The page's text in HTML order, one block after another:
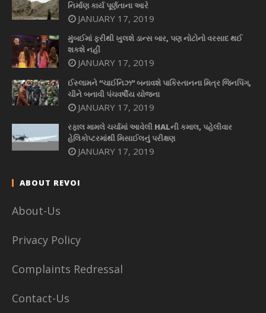
નિર્માણ કાર્ય પૂર્ણતાના આરે
JANUARY 17, 2019
મુંબઈમાં ફરીથી ખુલશે ડાન્સ બાર, પણ નોટોનો વરસાદ થઈ
શકશે નહીં
JANUARY 17, 2019
ઈસ્લામને “ચાઈનિઝ” બનાવશે પાકિસ્તાનના મિત્ર જિનપિંગ,
ચીને બનાવી પંચવર્ષીય યોજના
JANUARY 17, 2019
રફાલ મામલે ચર્ચામાં આવેલી HALની કમાલ, પહેલીવાર
હેલિકોપ્ટરમાંથી મિસાઈલનું પરીક્ષણ
JANUARY 17, 2019
ABOUT REVOI
About-Us
Privacy Policy
Complaints Redressal
Contact-Us